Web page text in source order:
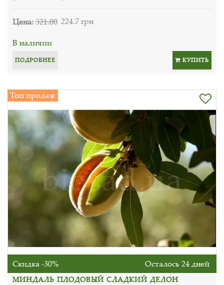
Цена:321.00 224.7 грн
В наличии
ПОДРОБНЕЕ КУПИТЬ
Топ продаж
Скидка -30% Осталось 24 дней
МИНДАЛЬ ПЛОДОВЫЙ СЛАДКИЙ ДЕЛОН